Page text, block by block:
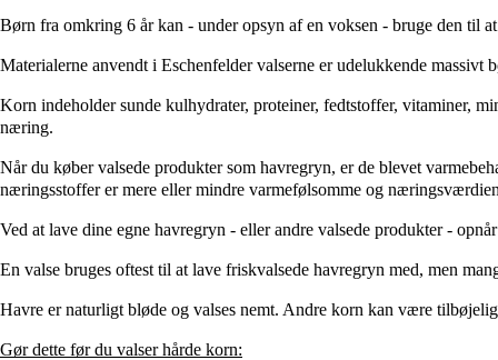
Børn fra omkring 6 år kan - under opsyn af en voksen - bruge den til
Materialerne anvendt i Eschenfelder valserne er udelukkende
Korn indeholder sunde kulhydrater, proteiner, fedtstoffer, vitaminer,
næring.
Når du køber valsede produkter som havregryn, er de blevet
næringsstoffer er mere eller mindre varmefølsomme og
Ved at lave dine egne havregryn - eller andre valsede produkter -
En valse bruges oftest til at lave friskvalsede havregryn med, men
Havre er naturligt bløde og valses nemt. Andre korn kan være
Gør dette før du valser hårde korn: